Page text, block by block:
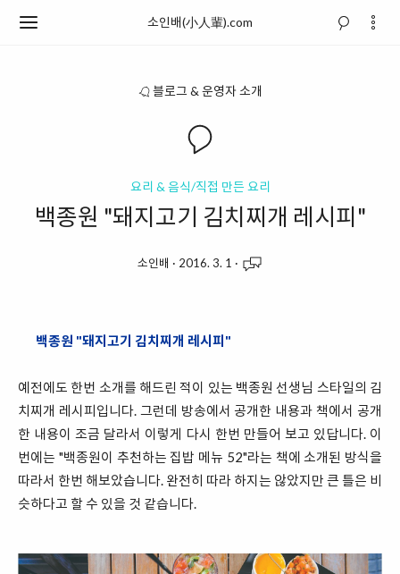
소인배(小人輩).com
블로그 & 운영자 소개
요리 & 음식/직접 만든 요리
백종원 "돼지고기 김치찌개 레시피"
소인배 · 2016. 3. 1 ·
백종원 "돼지고기 김치찌개 레시피"
예전에도 한번 소개를 해드린 적이 있는 백종원 선생님 스타일의 김
치찌개 레시피입니다. 그런데 방송에서 공개한 내용과 책에서 공개
한 내용이 조금 달라서 이렇게 다시 한번 만들어 보고 있답니다. 이
번에는 "백종원이 추천하는 집밥 메뉴 52"라는 책에 소개된 방식을
따라서 한번 해보았습니다. 완전히 따라 하지는 않았지만 큰 틀은 비
슷하다고 할 수 있을 것 같습니다.